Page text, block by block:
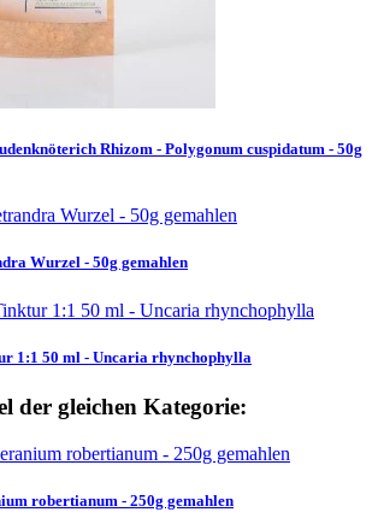
Rhizom - Polygonum cuspidatum - 50g
Wurzel - 50g gemahlen
1:1 50 ml - Uncaria rhynchophylla
der gleichen Kategorie:
robertianum - 250g gemahlen